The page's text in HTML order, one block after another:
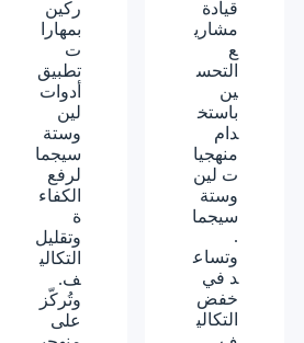
قيادة
مشاري
ع
التحس
ين
باستخ
دام
منهجيا
ت لين
وستة
سيجما
.
وتساع
د في
خفض
التكالي
ركين
بمهارا
ت
تطبيق
أدوات
لين
وستة
سيجما
لرفع
الكفاء
ة
وتقليل
التكالي
ف.
وتُركّز
على